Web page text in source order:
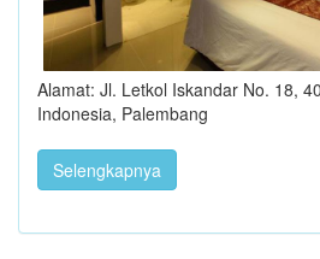
Alamat: Jl. Letkol Iskandar No. 18,
Indonesia, Palembang
Selengkapnya